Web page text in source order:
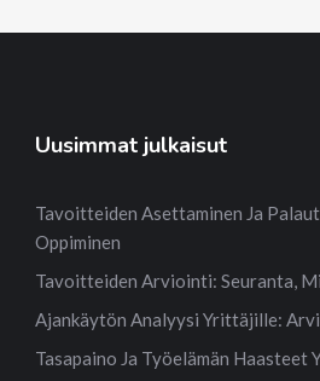
Uusimmat julkaisut
Tavoitteiden Asettaminen Ja
Oppiminen
Tavoitteiden Arviointi: Seuranta,
Ajankäytön Analyysi Yrittäjille:
Tasapaino Ja Työelämän